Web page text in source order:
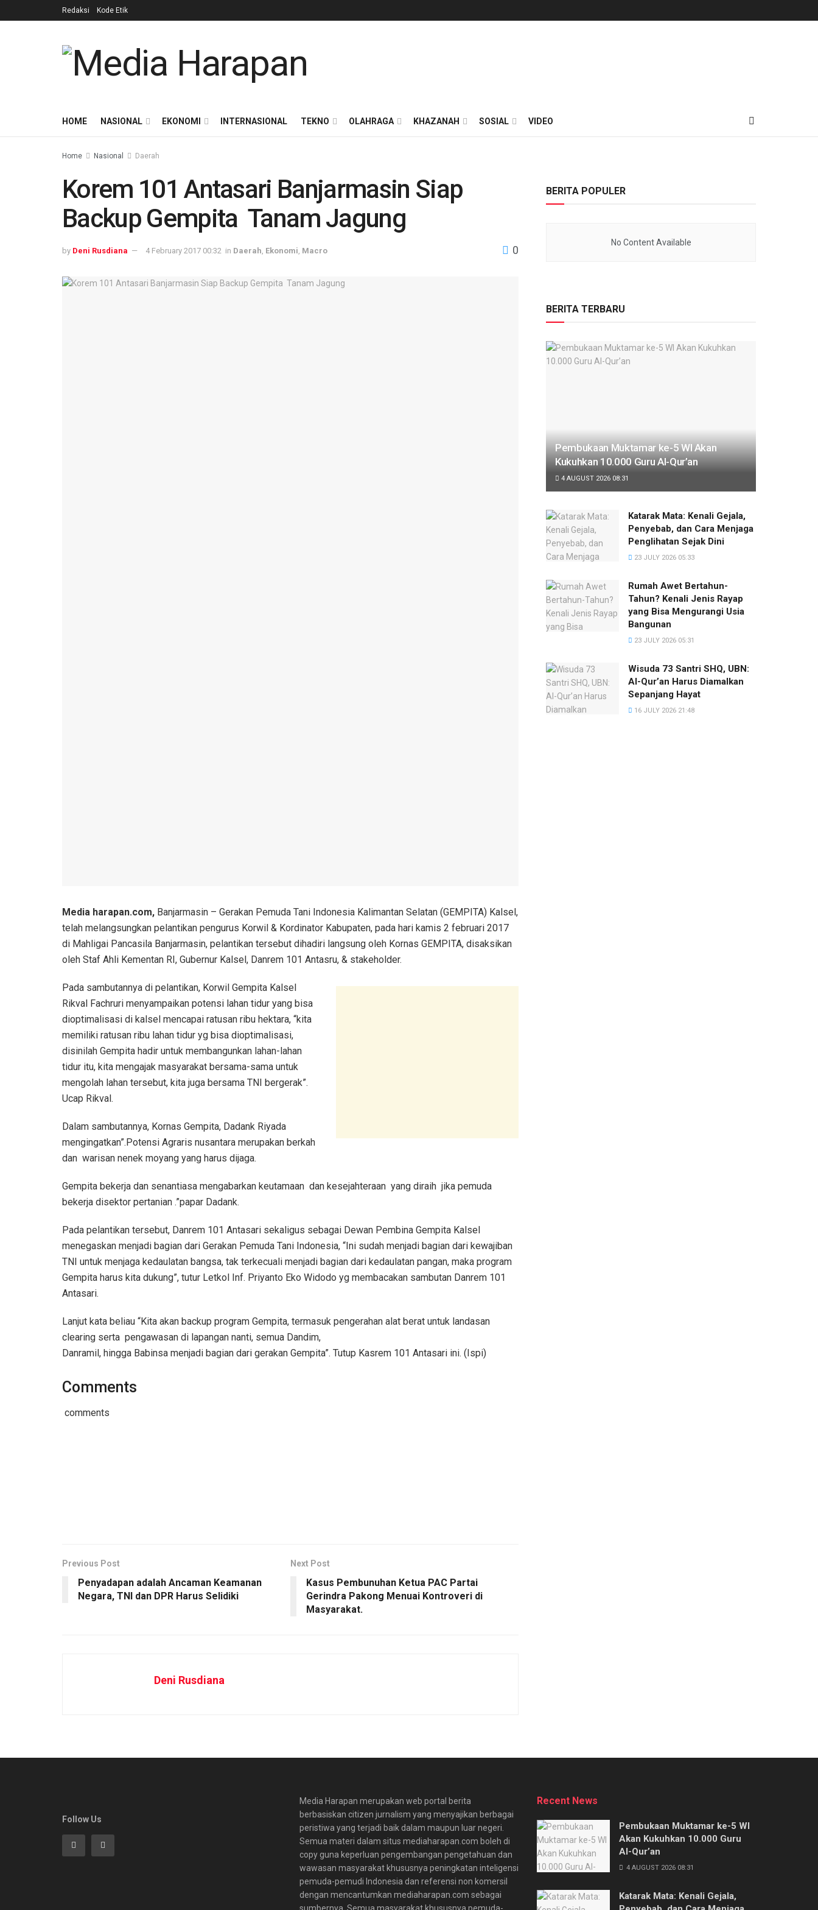
Redaksi Kode Etik
HOME NASIONAL EKONOMI INTERNASIONAL TEKNO OLAHRAGA KHAZANAH SOSIAL VIDEO
Home Nasional Daerah
Korem 101 Antasari Banjarmasin Siap
Backup Gempita Tanam Jagung
by Deni Rusdiana 4 February 2017 00:32 in Daerah Ekonomi Macro 0
Media harapan.com, Banjarmasin – Gerakan Pemuda Tani Indonesia Kalimantan Selatan (GEMPITA) Kalsel,
telah melangsungkan pelantikan pengurus Korwil & Kordinator Kabupaten, pada hari kamis 2 februari 2017
di Mahligai Pancasila Banjarmasin, pelantikan tersebut dihadiri langsung oleh Kornas GEMPITA, disaksikan
oleh Staf Ahli Kementan RI, Gubernur Kalsel, Danrem 101 Antasru, & stakeholder.
Pada sambutannya di pelantikan, Korwil Gempita Kalsel
Rikval Fachruri menyampaikan potensi lahan tidur yang bisa
dioptimalisasi di kalsel mencapai ratusan ribu hektara, “kita
memiliki ratusan ribu lahan tidur yg bisa dioptimalisasi,
disinilah Gempita hadir untuk membangunkan lahan-lahan
tidur itu, kita mengajak masyarakat bersama-sama untuk
mengolah lahan tersebut, kita juga bersama TNI bergerak”.
Ucap Rikval.
Dalam sambutannya, Kornas Gempita, Dadank Riyada
mengingatkan”.Potensi Agraris nusantara merupakan berkah
dan warisan nenek moyang yang harus dijaga.
Gempita bekerja dan senantiasa mengabarkan keutamaan dan kesejahteraan yang diraih jika pemuda
bekerja disektor pertanian .”papar Dadank.
Pada pelantikan tersebut, Danrem 101 Antasari sekaligus sebagai Dewan Pembina Gempita Kalsel
menegaskan menjadi bagian dari Gerakan Pemuda Tani Indonesia, “Ini sudah menjadi bagian dari kewajiban
TNI untuk menjaga kedaulatan bangsa, tak terkecuali menjadi bagian dari kedaulatan pangan, maka program
Gempita harus kita dukung”, tutur Letkol Inf. Priyanto Eko Widodo yg membacakan sambutan Danrem 101
Antasari.
Lanjut kata beliau “Kita akan backup program Gempita, termasuk pengerahan alat berat untuk landasan
clearing serta pengawasan di lapangan nanti, semua Dandim,
Danramil, hingga Babinsa menjadi bagian dari gerakan Gempita”. Tutup Kasrem 101 Antasari ini. (Ispi)
Comments
comments
Previous Post
Penyadapan adalah Ancaman Keamanan
Negara, TNI dan DPR Harus Selidiki
Next Post
Kasus Pembunuhan Ketua PAC Partai
Gerindra Pakong Menuai Kontroveri di
Masyarakat.
Deni Rusdiana
BERITA POPULER
No Content Available
BERITA TERBARU
Pembukaan Muktamar ke-5 WI Akan
Kukuhkan 10.000 Guru Al-Qur’an
4 AUGUST 2026 08:31
Katarak Mata: Kenali Gejala,
Penyebab, dan Cara Menjaga
Penglihatan Sejak Dini
23 JULY 2026 05:33
Rumah Awet Bertahun-
Tahun? Kenali Jenis Rayap
yang Bisa Mengurangi Usia
Bangunan
23 JULY 2026 05:31
Wisuda 73 Santri SHQ, UBN:
Al-Qur’an Harus Diamalkan
Sepanjang Hayat
16 JULY 2026 21:48
Follow Us
Media Harapan merupakan web portal berita
berbasiskan citizen jurnalism yang menyajikan berbagai
peristiwa yang terjadi baik dalam maupun luar negeri.
Semua materi dalam situs mediaharapan.com boleh di
copy guna keperluan pengembangan pengetahuan dan
wawasan masyarakat khususnya peningkatan inteligensi
pemuda-pemudi Indonesia dan referensi non komersil
dengan mencantumkan mediaharapan.com sebagai
Recent News
Pembukaan Muktamar ke-5 WI
Akan Kukuhkan 10.000 Guru
Al-Qur’an
4 AUGUST 2026 08:31
Katarak Mata: Kenali Gejala,